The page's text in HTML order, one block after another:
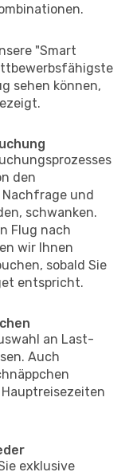
"Smart
sehen können,
den
und
schwanken.
Flug nach
wir Ihnen
sobald Sie
entspricht.
an Last-
Auch
exklusive